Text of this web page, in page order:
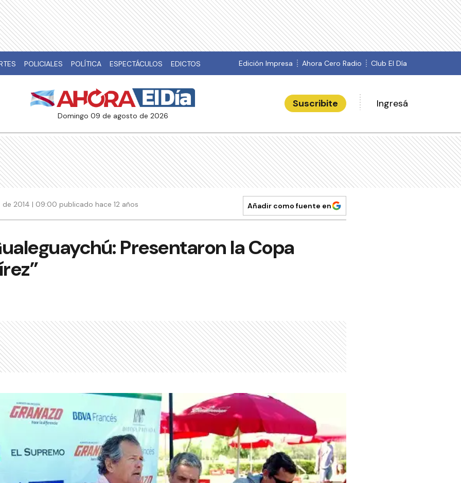
POLICIALES POLÍTICA ESPECTÁCULOS EDICTOS Edición Impresa Ahora Cero Radio Club El Día
domingo 09 de agosto de 2026
Suscribite Ingresá
de 2014 | 09:00 publicado hace 12 años Añadir como fuente en
Presentaron la Copa